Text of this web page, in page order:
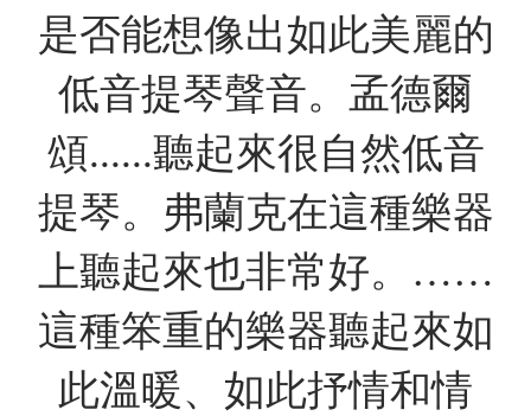
是否能想像出如此美麗的
低音提琴聲音。孟德爾
頌......聽起來很自然低音
提琴。弗蘭克在這種樂器
上聽起來也非常好。……
這種笨重的樂器聽起來如
此溫暖、如此抒情和情